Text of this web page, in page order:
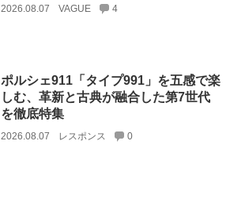
2026.08.07 VAGUE 4
ポルシェ911「タイプ991」を五感で楽
しむ、革新と古典が融合した第7世代
を徹底特集
2026.08.07 レスポンス 0